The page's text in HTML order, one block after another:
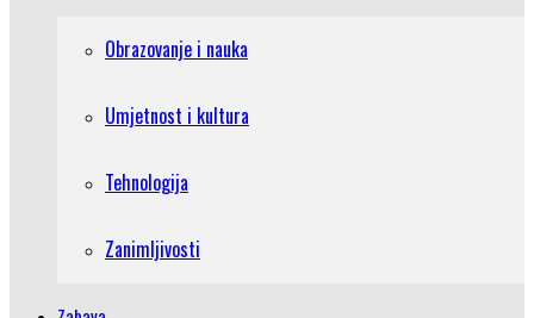
Obrazovanje i nauka
Umjetnost i kultura
Tehnologija
Zanimljivosti